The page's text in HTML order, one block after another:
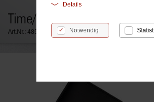
Details
Notwendig
Time/system
Art.Nr.: 48578